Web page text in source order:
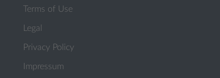
Terms of Use
Legal
Privacy Policy
Impressum